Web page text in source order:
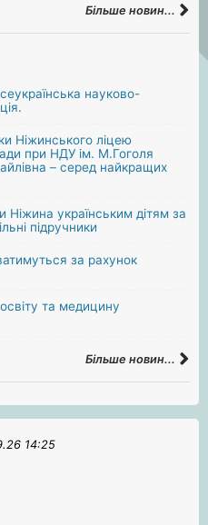
Більше новин...
науково-
Ніжинського ліцею
при НДУ ім. М.Гоголя
– серед найкращих
Ніжина українським дітям за
підручники
за рахунок
та медицину
Більше новин...
14:25